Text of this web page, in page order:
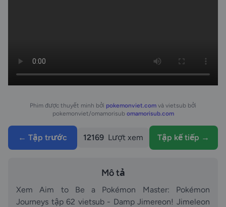
Phim được thuyết minh bởi pokemonviet.com và vietsub bởi
pokemonviet/omamorisub omamorisub.com
← Tập trước 12169 Lượt xem Tập kế tiếp →
Mô tả
Xem Aim to Be a Pokémon Master: Pokémon
Journeys tập 62 vietsub - Damp Jimereon! Jimeleon